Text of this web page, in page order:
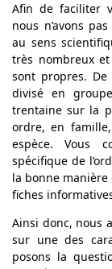
Afin de faciliter
nous n’avons
au sens
très nombreux
sont propres.
divisé en
trentaine sur la
ordre, en
espèce. Vous
spécifique de
la bonne manière
fiches
Ainsi donc, nous
sur une des
posons la